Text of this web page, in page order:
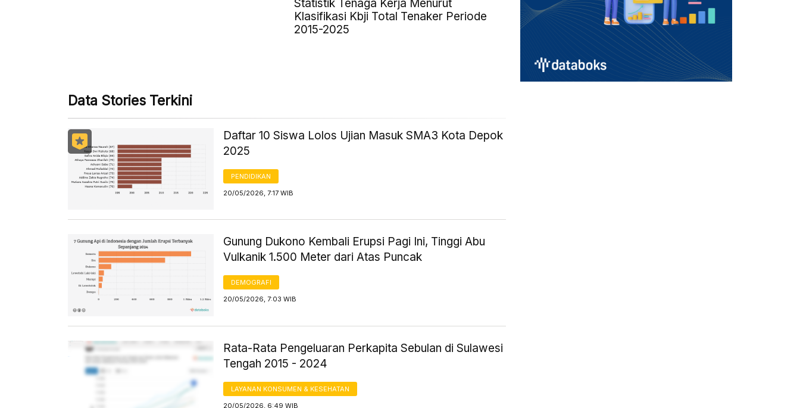
Statistik Tenaga Kerja Menurut
Klasifikasi Kbji Total Tenaker Periode
2015-2025
Data Stories Terkini
Daftar 10 Siswa Lolos Ujian Masuk SMA3 Kota Depok
2025
PENDIDIKAN
20/05/2026, 7:17 WIB
Gunung Dukono Kembali Erupsi Pagi Ini, Tinggi Abu
Vulkanik 1.500 Meter dari Atas Puncak
DEMOGRAFI
20/05/2026, 7:03 WIB
Rata-Rata Pengeluaran Perkapita Sebulan di Sulawesi
Tengah 2015 - 2024
LAYANAN KONSUMEN & KESEHATAN
20/05/2026, 6:49 WIB